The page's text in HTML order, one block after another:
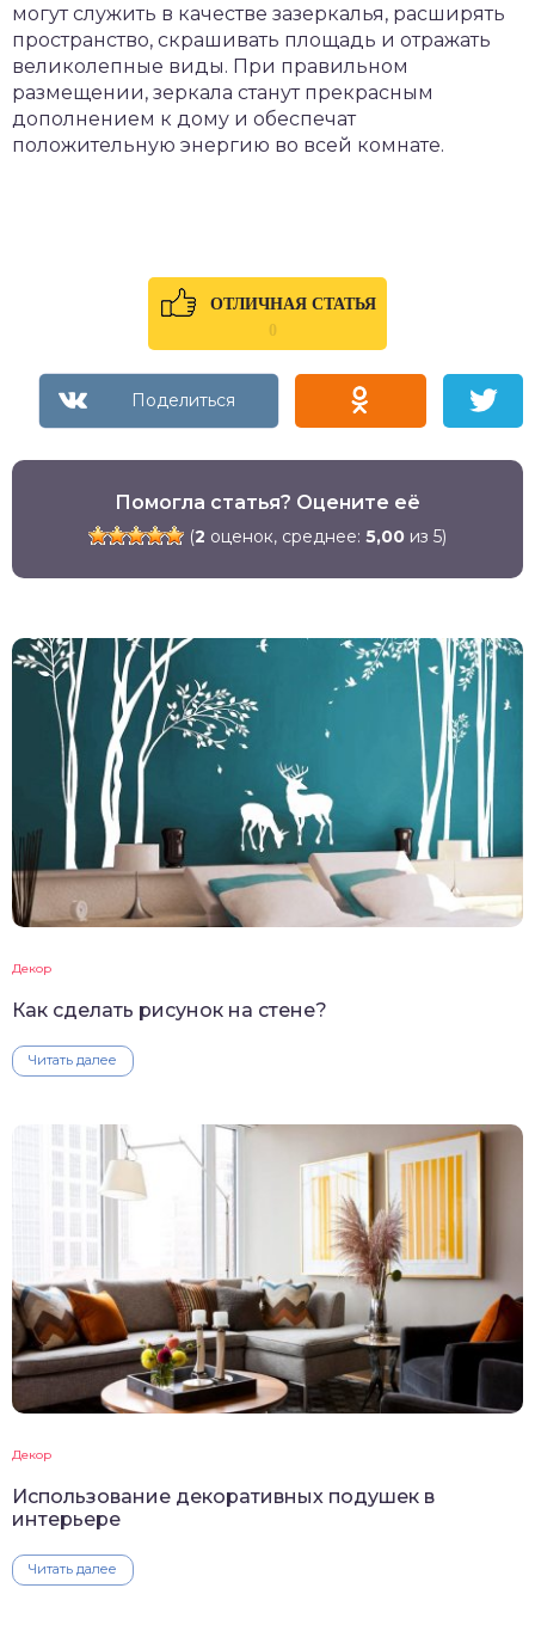
могут служить в качестве зазеркалья, расширять
пространство, скрашивать площадь и отражать
великолепные виды. При правильном
размещении, зеркала станут прекрасным
дополнением к дому и обеспечат
положительную энергию во всей комнате.
ОТЛИЧНАЯ СТАТЬЯ
0
Помогла статья? Оцените её
(2 оценок, среднее: 5,00 из 5)
Декор
Как сделать рисунок на стене?
Читать далее
Декор
Использование декоративных подушек в
интерьере
Читать далее